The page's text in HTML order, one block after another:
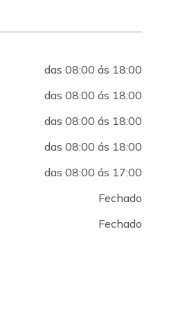
das 08:00 ás 18:00
das 08:00 ás 18:00
das 08:00 ás 18:00
das 08:00 ás 18:00
das 08:00 ás 17:00
Fechado
Fechado